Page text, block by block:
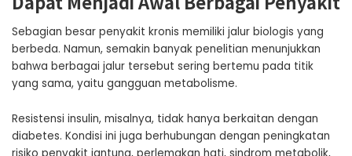
Sebagian besar penyakit kronis memiliki jalur biologis yang
berbeda. Namun, semakin banyak penelitian menunjukkan
bahwa berbagai jalur tersebut sering bertemu pada titik
yang sama, yaitu gangguan metabolisme.
Resistensi insulin, misalnya, tidak hanya berkaitan dengan
diabetes. Kondisi ini juga berhubungan dengan peningkatan
risiko penyakit jantung, perlemakan hati, sindrom metabolik,